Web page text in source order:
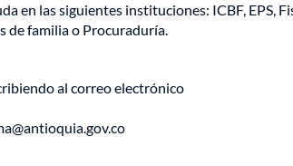
en las siguientes instituciones: ICBF, EPS,
de familia o Procuraduría.
al correo electrónico